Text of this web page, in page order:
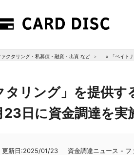
クタリング・私募債・融資・出資 など » 「ペイト
タリング」を提供
日に資金調達を実
新日:2025/01/23
資金調達ニュース - フ